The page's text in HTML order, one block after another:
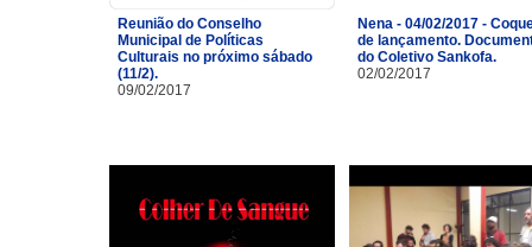
Reunião do Conselho
Municipal de Políticas
Culturais no próximo sábado
(11/2).
09/02/2017
Nena - 04/02/2017 -
de lançamento.
do Coletivo Sankofa.
02/02/2017